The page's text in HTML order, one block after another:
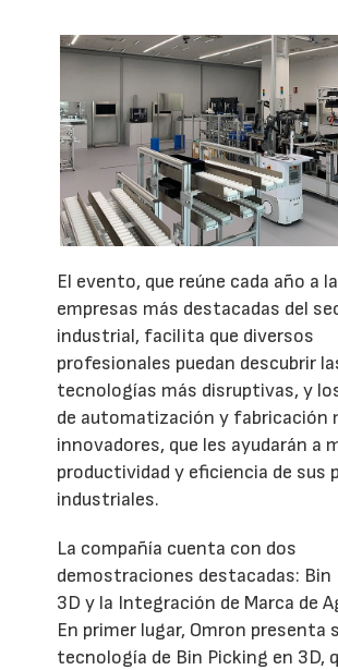
El evento, que reúne cada año a
empresas más destacadas del
industrial, facilita que diversos
profesionales puedan descubrir
tecnologías más disruptivas, y
de automatización y fabricación
innovadores, que les ayudarán a
productividad y eficiencia de sus
industriales.
La compañía cuenta con dos
demostraciones destacadas: Bin
3D y la Integración de Marca de
En primer lugar, Omron presenta
tecnología de Bin Picking en 3D,